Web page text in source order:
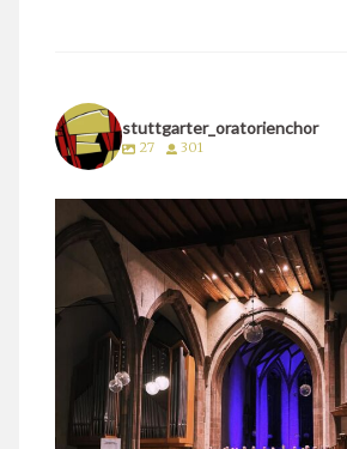
stuttgarter_oratorienchor
27 301
stuttgarter_oratorienchor
März 24